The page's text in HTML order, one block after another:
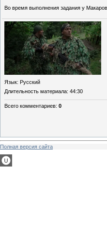
Во время выполнения задания у
Язык: Русский
Длительность материала: 44:30
Всего комментариев: 0
Полная версия сайта